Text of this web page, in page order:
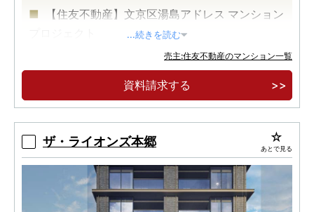
【住友不動産】文京区湯島アドレス マンション
東京メトロ千代田線「湯島」駅徒歩1分。
山手線も徒歩圏に。「上野」駅徒歩9分・「御
徒町」駅徒歩7分。
...続きを読む
売主:住友不動産のマンション一覧
資料請求する
ザ・ライオンズ本郷 あとで見る